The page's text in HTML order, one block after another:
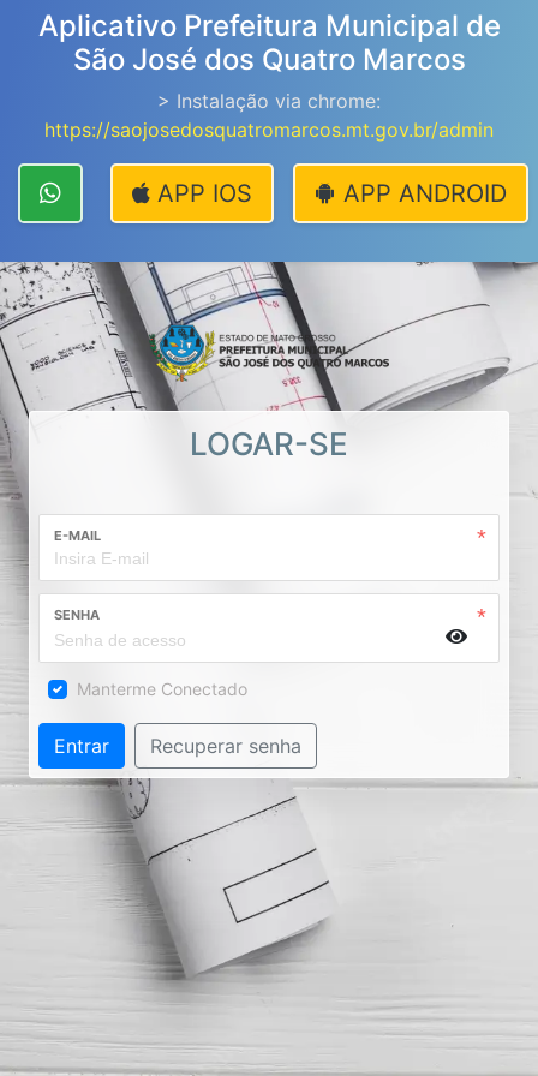
Aplicativo Prefeitura Municipal de
São José dos Quatro Marcos
> Instalação via chrome:
https://saojosedosquatromarcos.mt.gov.br/admin
APP ANDROID
APP IOS
LOGAR-SE
E-MAIL
SENHA
Manterme Conectado
Entrar Recuperar senha